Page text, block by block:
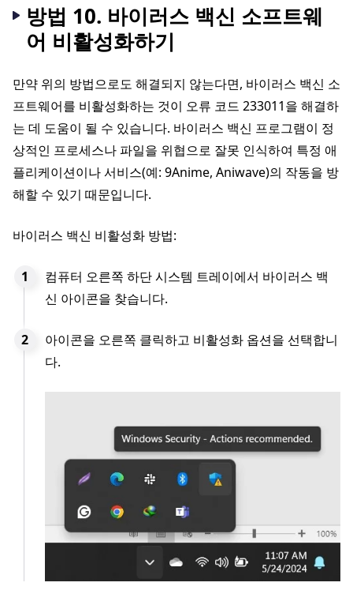
방법 10. 바이러스 백신 소프트웨
어 비활성화하기
만약 위의 방법으로도 해결되지 않는다면, 바이러스 백신 소
프트웨어를 비활성화하는 것이 오류 코드 233011을 해결하
는 데 도움이 될 수 있습니다. 바이러스 백신 프로그램이 정
상적인 프로세스나 파일을 위협으로 잘못 인식하여 특정 애
플리케이션이나 서비스(예: 9Anime, Aniwave)의 작동을 방
해할 수 있기 때문입니다.
바이러스 백신 비활성화 방법:
컴퓨터 오른쪽 하단 시스템 트레이에서 바이러스 백
신 아이콘을 찾습니다.
아이콘을 오른쪽 클릭하고 비활성화 옵션을 선택합니
다.